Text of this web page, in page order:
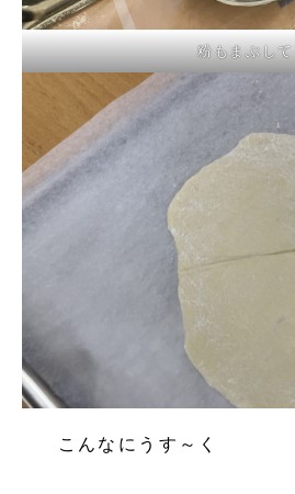
粉もまぶして
こんなにうす～く